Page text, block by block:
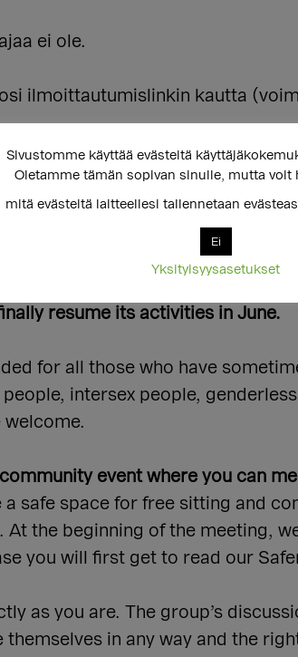
ei ole.
ilmoittautumislinkin kautta
smok/events/register/
resume its activities in June.
for all those who have
intersex people,
event where you can
safe space for free sitting and
the beginning of the meeting,
you will first get to read our
as you are. The group’s
in any way and the
Sivustomme käyttää evästeitä
Oletamme tämän sopivan sinulle, mutta voit
mitä evästeitä laitteellesi tallennetaan
Ei
Yksityisyysasetukset